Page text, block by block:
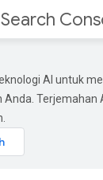
Search Console
AI untuk
Anda. Terjemahan